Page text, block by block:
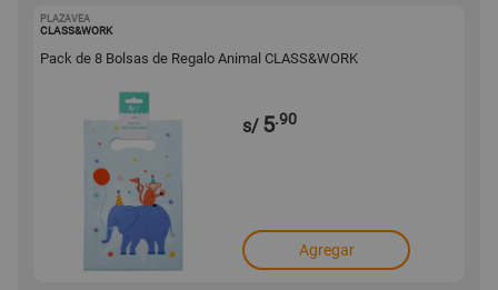
PLAZAVEA
CLASS&WORK
Pack de 8 Bolsas de Regalo Animal CLASS&WORK
s/ 5.90
Agregar